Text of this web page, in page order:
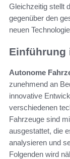
Gleichzeitig stellt
gegenüber den
neuen
Einführung
Autonome
zunehmend an
innovative
verschiedenen
Fahrzeuge sind
ausgestattet, die
analysieren und
Folgenden wird